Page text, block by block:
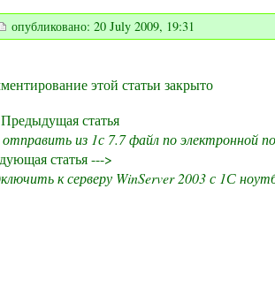
опубликовано: 20 July 2009, 19:31
этой статьи закрыто
статья
из 1с 7.7 файл по электронной
статья --->
к серверу WinServer 2003 с 1С